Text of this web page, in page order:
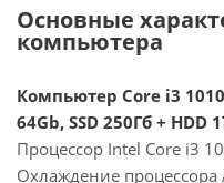
Основные
компьютера
Компьютер Core i3
64Gb, SSD 250Гб + HDD
Процессор Intel Core i3
Охлаждение процессора